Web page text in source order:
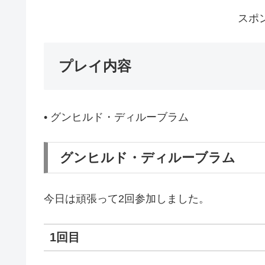
スポ
プレイ内容
• グンヒルド・ディルーブラム
グンヒルド・ディルーブラム
今日は頑張って2回参加しました。
1回目